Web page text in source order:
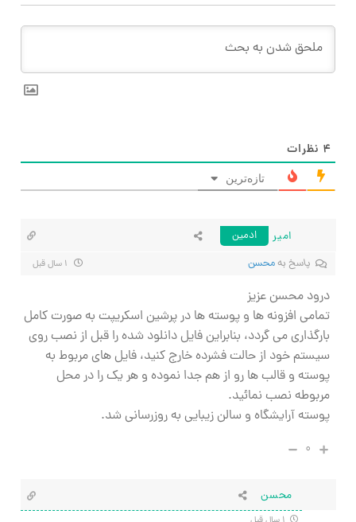
۴ نظرات
تازه‌ترین
امیر
ادمین
پاسخ بهمحسن
درود محسن عزیز
تمامی افزونه ها و پوسته ها در پرشین اسکریپت به صورت کامل
بارگذاری می گردد، بنابراین فایل دانلود شده را قبل از نصب روی
سیستم خود از حالت فشرده خارج کنید، فایل های مربوط به
پوسته و قالب ها رو از هم جدا نموده و هر یک را در محل
مربوطه نصب نمائید.
پوسته آرایشگاه و سالن زیبایی به روزرسانی شد.
۰
محسن